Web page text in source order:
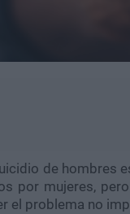
de hombres
por mujeres,
el problema no